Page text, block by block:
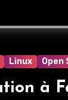
Linux Open
à